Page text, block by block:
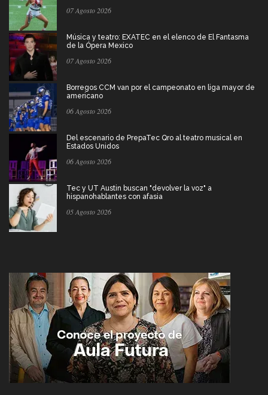
07 Agosto 2026
Música y teatro: EXATEC en el elenco de El Fantasma
de la Ópera Mexico
07 Agosto 2026
Borregos CCM van por el campeonato en liga mayor de
americano
06 Agosto 2026
Del escenario de PrepaTec Qro al teatro musical en
Estados Unidos
06 Agosto 2026
Tec y UT Austin buscan "devolver la voz" a
hispanohablantes con afasia
05 Agosto 2026